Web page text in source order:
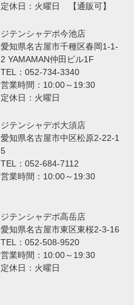
定休日：火曜日 【通販可】
ジテンシャデポ今池店
愛知県名古屋市千種区春岡1-1-
2 YAMAMAN仲田ビル1F
TEL：052-734-3340
営業時間：10:00～19:30
定休日：火曜日
ジテンシャデポ大須店
愛知県名古屋市中区松原2-22-1
5
TEL：052-684-7112
営業時間：10:00～19:30
ジテンシャデポ高岳店
愛知県名古屋市東区東桜2-3-16
TEL：052-508-9520
営業時間：10:00～19:30
定休日：火曜日